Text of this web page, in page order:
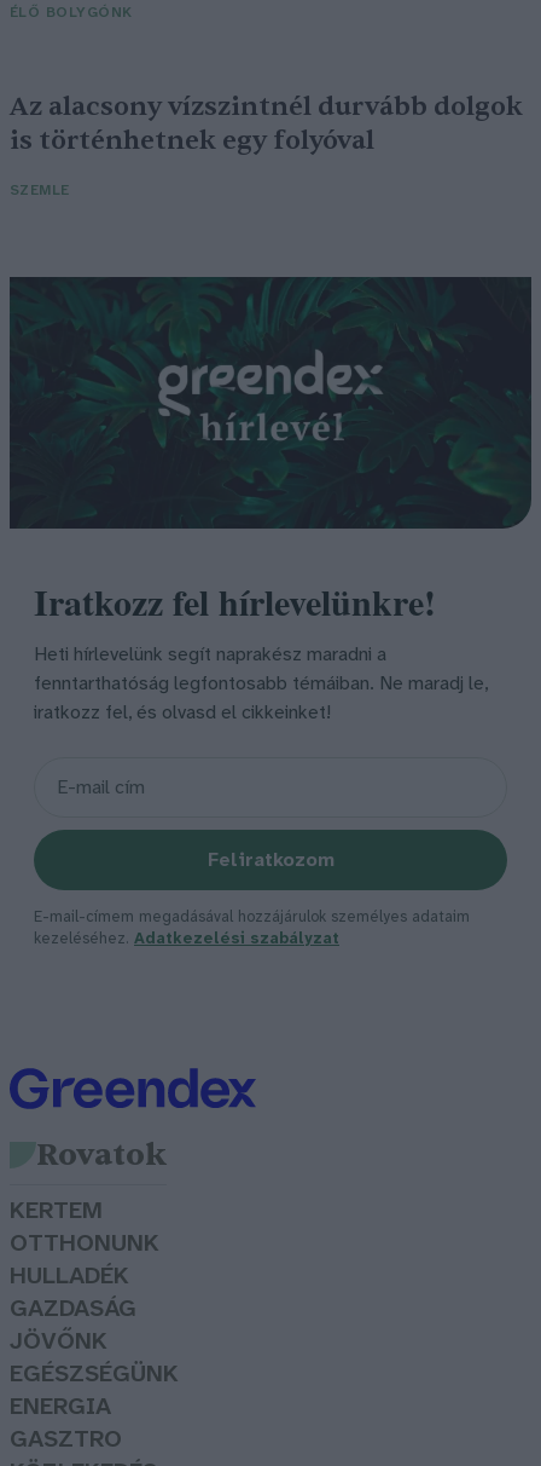
ÉLŐ BOLYGÓNK
Az alacsony vízszintnél durvább dolgok
is történhetnek egy folyóval
SZEMLE
Iratkozz fel hírlevelünkre!
Heti hírlevelünk segít naprakész maradni a
fenntarthatóság legfontosabb témáiban. Ne maradj le,
iratkozz fel, és olvasd el cikkeinket!
Feliratkozom
E-mail-címem megadásával hozzájárulok személyes adataim
kezeléséhez. Adatkezelési szabályzat
Rovatok
KERTEM
OTTHONUNK
HULLADÉK
GAZDASÁG
JÖVŐNK
EGÉSZSÉGÜNK
ENERGIA
GASZTRO